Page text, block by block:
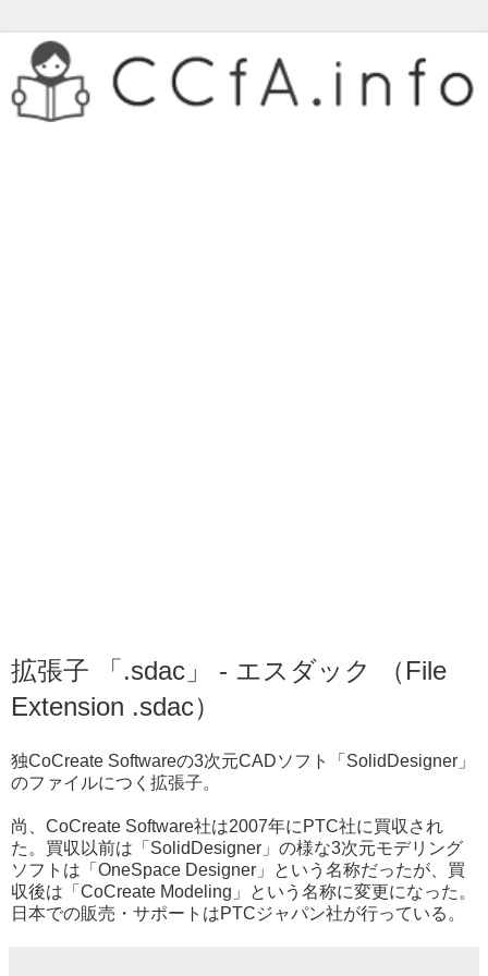
拡張子 「.sdac」 - エスダック （File
Extension .sdac）
独CoCreate Softwareの3次元CADソフト「SolidDesigner」
のファイルにつく拡張子。
尚、CoCreate Software社は2007年にPTC社に買収され
た。買収以前は「SolidDesigner」の様な3次元モデリング
ソフトは「OneSpace Designer」という名称だったが、買
収後は「CoCreate Modeling」という名称に変更になった。
日本での販売・サポートはPTCジャパン社が行っている。